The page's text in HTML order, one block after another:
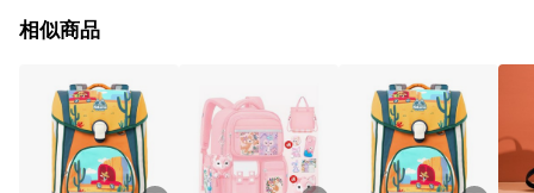
球嚴選、商城、專案商品、「草莓網」全館商品。 4. 如取消訂
實際回饋請依LINE購物通知為主。 6. 訂單如有使用東森購物
ETMall站內之折扣優惠(包含但不限於東森幣、樂透金、東森現金
券等)，不具點數回饋資格。詳細請依東森購物ETMall之結帳頁面
顯示為準。 7. LINE購物設有「單一商品最高回饋點數」機制(特
相似商品